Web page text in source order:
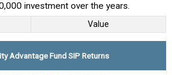
investment over the years.
Value
Advantage Fund SIP Returns